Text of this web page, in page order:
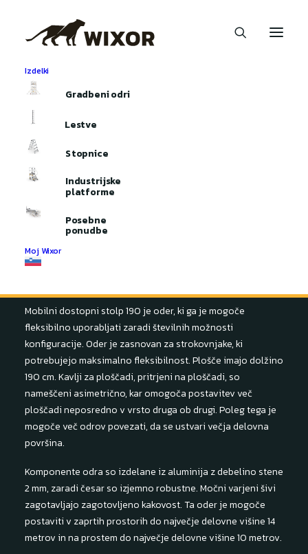
Izdelki
Gradbeni odri
Lestve
Stopnice
Industrijske
platforme
Posebne
ponudbe
Moj Wixor
domov
Stopniščni stolp 190
Configurator wordt ingeladen...
Mobilni dostopni stolp 190 je oder, ki ga je mogoče
fleksibilno uporabljati zaradi številnih možnosti
konfiguracije. Oder je zasnovan za strokovnjake, ki
potrebujejo maksimalno fleksibilnost. Plošče imajo dolžino
190 cm. Kavlji za ploščadi, pritrjeni na ploščadi, so
nameščeni asimetrično, kar omogoča postavitev več
ploščadi neposredno v vrsto druga ob drugi. Poleg tega je
mogoče več odrov povezati, da se ustvari večja delovna
površina.
Komponente odra so izdelane iz aluminija z debelino stene
2 mm, zaradi česar so izjemno robustne. Močni varjeni šivi
zagotavljajo zagotovljeno kakovost. Ta oder je mogoče
postaviti v zaprtih prostorih do največje delovne višine 14
metrov in na prostem do največje delovne višine 10 metrov.